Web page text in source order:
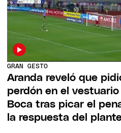
GRAN GESTO
Aranda reveló que
perdón en el
Boca tras picar el
la respuesta del